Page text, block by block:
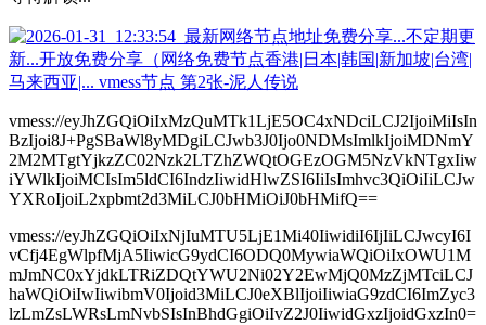
vmess://eyJhZGQiOiIxMzQuMTk1LjE5OC4xNDciLCJ2IjoiMiIsIn
BzIjoi8J+PgSBaWl8yMDgiLCJwb3J0Ijo0NDMsImlkIjoiMDNmY
2M2MTgtYjkzZC02Nzk2LTZhZWQtOGEzOGM5NzVkNTgxIiw
iYWlkIjoiMCIsIm5ldCI6IndzIiwidHlwZSI6IiIsImhvc3QiOiIiLCJw
YXRoIjoiL2xpbmt2d3MiLCJ0bHMiOiJ0bHMifQ==
vmess://eyJhZGQiOiIxNjIuMTU5LjE1Mi40IiwidiI6IjIiLCJwcyI6I
vCfj4EgWlpfMjA5IiwicG9ydCI6ODQ0MywiaWQiOiIxOWU1M
mJmNC0xYjdkLTRiZDQtYWU2Ni02Y2EwMjQ0MzZjMTciLCJ
haWQiOiIwIiwibmV0Ijoid3MiLCJ0eXBlIjoiIiwiaG9zdCI6ImZyc3
lzLmZsLWRsLmNvbSIsInBhdGgiOiIvZ2J0IiwidGxzIjoidGxzIn0=